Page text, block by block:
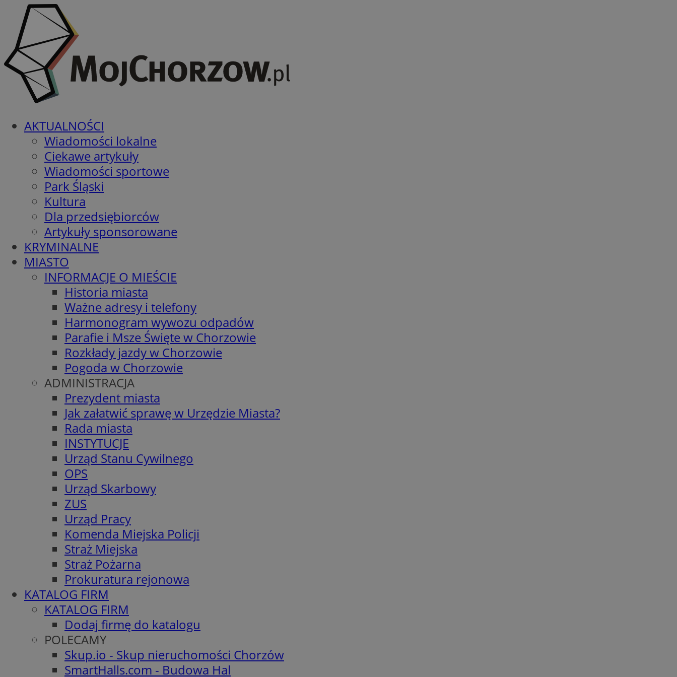
AKTUALNOŚCI
Wiadomości lokalne
Ciekawe artykuły
Wiadomości sportowe
Park Śląski
Kultura
Dla przedsiębiorców
Artykuły sponsorowane
KRYMINALNE
MIASTO
INFORMACJE O MIEŚCIE
Historia miasta
Ważne adresy i telefony
Harmonogram wywozu odpadów
Parafie i Msze Święte w Chorzowie
Rozkłady jazdy w Chorzowie
Pogoda w Chorzowie
ADMINISTRACJA
Prezydent miasta
Jak załatwić sprawę w Urzędzie Miasta?
Rada miasta
INSTYTUCJE
Urząd Stanu Cywilnego
OPS
Urząd Skarbowy
ZUS
Urząd Pracy
Komenda Miejska Policji
Straż Miejska
Straż Pożarna
Prokuratura rejonowa
KATALOG FIRM
KATALOG FIRM
Dodaj firmę do katalogu
POLECAMY
Skup.io - Skup nieruchomości Chorzów
SmartHalls.com - Budowa Hal